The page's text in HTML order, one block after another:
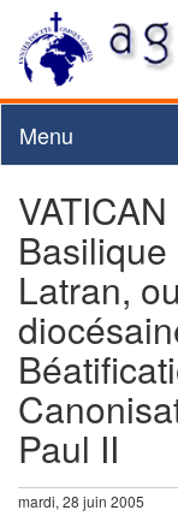
Menu
Latran,
Paul II
mardi, 28 juin 2005